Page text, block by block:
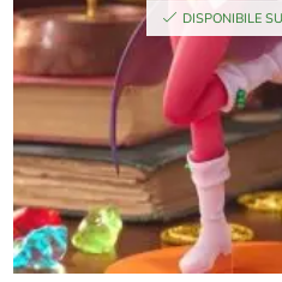
DISPONIBILE